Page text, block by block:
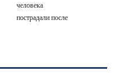
человека
пострадали после